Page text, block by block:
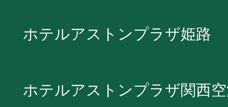
ホテルアストンプラザ姫路
ホテルアストンプラザ関西